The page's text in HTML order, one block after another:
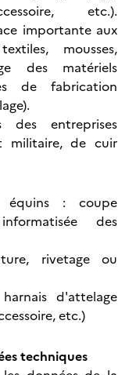
etc.).
importante aux
mousses,
des matériels
de fabrication
entreprises
militaire, de cuir
équins : coupe
des
rivetage ou
d'attelage
etc.)
techniques